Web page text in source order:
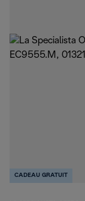
CADEAU GRATUIT